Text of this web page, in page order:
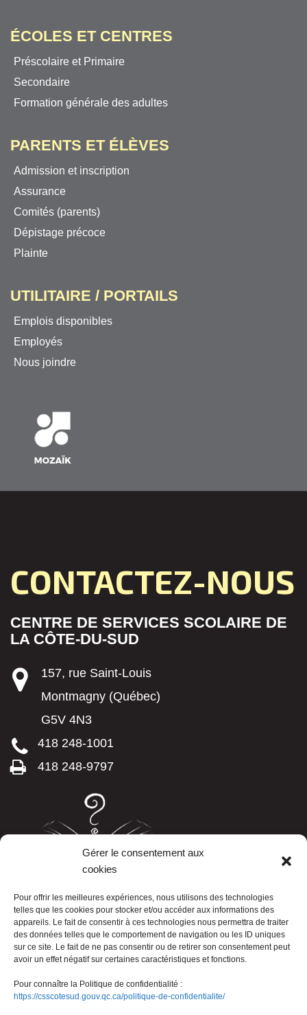
Gérer le consentement aux
cookies
Pour offrir les meilleures expériences, nous utilisons des technologies
telles que les cookies pour stocker et/ou accéder aux informations des
appareils. Le fait de consentir à ces technologies nous permettra de traiter
des données telles que le comportement de navigation ou les ID uniques
sur ce site. Le fait de ne pas consentir ou de retirer son consentement peut
avoir un effet négatif sur certaines caractéristiques et fonctions.
Pour connaître la Politique de confidentialité :
https://csscotesud.gouv.qc.ca/politique-de-confidentialite/
ÉCOLES ET CENTRES
Préscolaire et Primaire
Secondaire
Formation générale des adultes
PARENTS ET ÉLÈVES
Admission et inscription
Assurance
Comités (parents)
Dépistage précoce
Plainte
UTILITAIRE / PORTAILS
Emplois disponibles
Employés
Nous joindre
CONTACTEZ-NOUS
CENTRE DE SERVICES SCOLAIRE DE
LA CÔTE-DU-SUD
157, rue Saint-Louis
Montmagny (Québec)
G5V 4N3
418 248-1001
418 248-9797
LISTE TÉLÉPHONIQUE
Nous joindre